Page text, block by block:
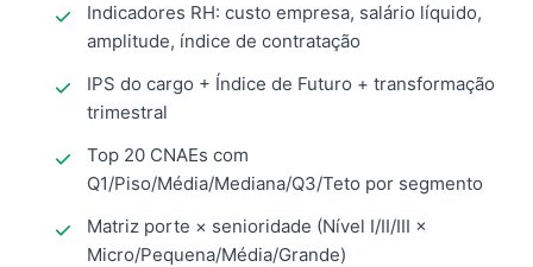
Indicadores RH: custo empresa, salário líquido,
amplitude, índice de contratação
IPS do cargo + Índice de Futuro + transformação
trimestral
Top 20 CNAEs com
Q1/Piso/Média/Mediana/Q3/Teto por segmento
Matriz porte × senioridade (Nível I/II/III ×
Micro/Pequena/Média/Grande)